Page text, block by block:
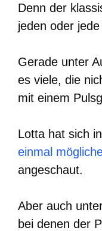
Denn der
jeden oder
Gerade unter
es viele, die
mit einem
Lotta hat sich
einmal
angeschaut.
Aber auch
bei denen der